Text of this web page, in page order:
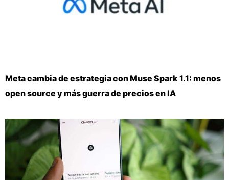
Meta cambia de estrategia con Muse Spark 1.1: menos
open source y más guerra de precios en IA